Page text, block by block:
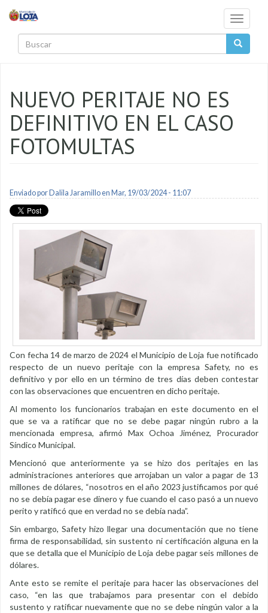
Toggle
NUEVO PERITAJE NO ES
DEFINITIVO EN EL CASO
FOTOMULTAS
Enviado por Dalila Jaramilloen Mar, 19/03/2024 - 11:07
Con fecha 14 de marzo de 2024 el Municipio de Loja fue notificado
respecto de un nuevo peritaje con la empresa Safety, no es
definitivo y por ello en un término de tres días deben contestar
con las observaciones que encuentren en dicho peritaje.
Al momento los funcionarios trabajan en este documento en el
que se va a ratificar que no se debe pagar ningún rubro a la
mencionada empresa, afirmó Max Ochoa Jiménez, Procurador
Síndico Municipal.
Mencionó que anteriormente ya se hizo dos peritajes en las
administraciones anteriores que arrojaban un valor a pagar de 13
millones de dólares, “nosotros en el año 2023 justificamos por qué
no se debía pagar ese dinero y fue cuando el caso pasó a un nuevo
perito y ratificó que en verdad no se debía nada”.
Sin embargo, Safety hizo llegar una documentación que no tiene
firma de responsabilidad, sin sustento ni certificación alguna en la
que se detalla que el Municipio de Loja debe pagar seis millones de
dólares.
Ante esto se remite el peritaje para hacer las observaciones del
caso, “en las que trabajamos para presentar con el debido
sustento y ratificar nuevamente que no se debe ningún valor a la